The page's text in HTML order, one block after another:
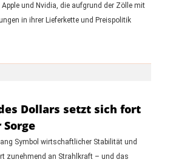
und Nvidia, die aufgrund der Zölle mit
in ihrer Lieferkette und Preispolitik
Dollars setzt sich fort
Symbol wirtschaftlicher Stabilität und
zunehmend an Strahlkraft – und das